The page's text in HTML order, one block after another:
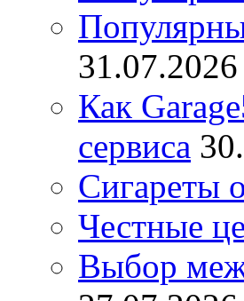
31.07.2026
Как
сервиса
Сигареты
Честные
Выбор